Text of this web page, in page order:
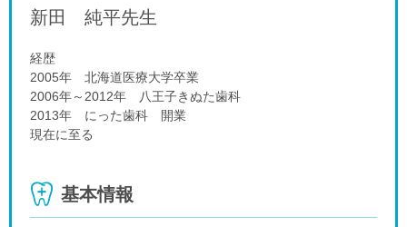
新田 純平先生
経歴
2005年 北海道医療大学卒業
2006年～2012年 八王子きぬた歯科
2013年 にった歯科 開業
現在に至る
基本情報